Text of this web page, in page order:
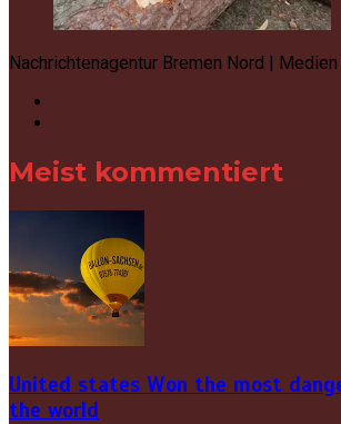
Nachrichtenagentur Bremen Nord |
Meist kommentiert
United states Won the most
the world